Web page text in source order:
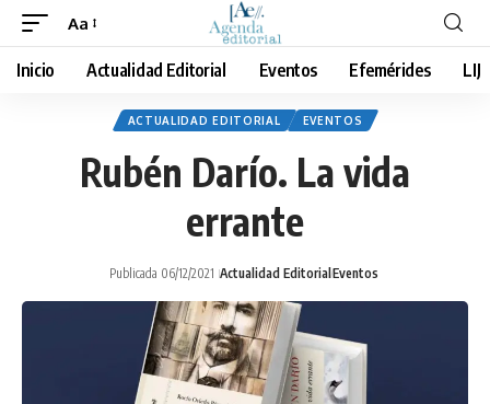
Cambiar
tamaño
Aa
Inicio Actualidad Editorial Eventos Efemérides LIJ
ACTUALIDAD EDITORIAL EVENTOS
Rubén Darío. La vida
errante
Publicada 06/12/2021 Actualidad EditorialEventos